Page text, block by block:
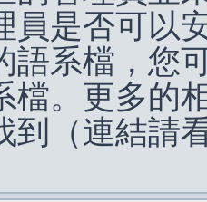
員是否可以
語系檔，您
檔。更多的
到（連結請